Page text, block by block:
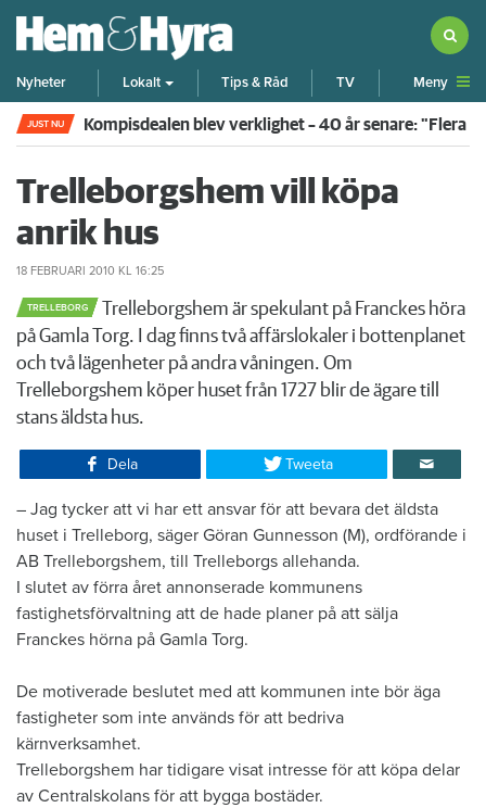
Nyheter Lokalt Tips & Råd TV Meny
JUST NU Kompisdealen blev verklighet – 40 år senare: "Flera
Trelleborgshem vill köpa
anrik hus
18 FEBRUARI 2010 KL 16:25
TRELLEBORG
Trelleborgshem är spekulant på Franckes höra
på Gamla Torg. I dag finns två affärslokaler i bottenplanet
och två lägenheter på andra våningen. Om
Trelleborgshem köper huset från 1727 blir de ägare till
stans äldsta hus.
Dela Tweeta
​– Jag tycker att vi har ett ansvar för att bevara det äldsta
huset i Trelleborg, säger Göran Gunnesson (M), ordförande i
AB Trelleborgshem, till Trelleborgs allehanda.
I slutet av förra året annonserade kommunens
fastighetsförvaltning att de hade planer på att sälja
Franckes hörna på Gamla Torg.
De motiverade beslutet med att kommunen inte bör äga
fastigheter som inte används för att bedriva
kärnverksamhet.
Trelleborgshem har tidigare visat intresse för att köpa delar
av Centralskolans för att bygga bostäder.